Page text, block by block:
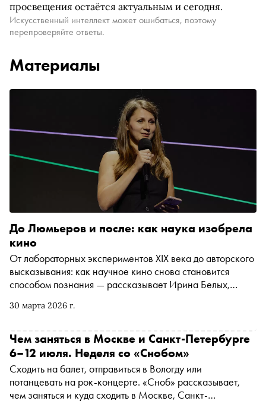
просвещения остаётся актуальным и сегодня.
Искусственный интеллект может ошибаться, поэтому
перепроверяйте ответы.
Материалы
30 марта 2026 г.
До Люмьеров и после: как наука изобрела
кино
От лабораторных экспериментов XIX века до авторского
высказывания: как научное кино снова становится
способом познания — рассказывает Ирина Белых,
актуального научного кино ФАНК
Чем заняться в Москве и Санкт-Петербурге
6–12 июля. Неделя со «Снобом»
Сходить на балет, отправиться в Вологду или
потанцевать на рок-концерте. «Сноб» рассказывает,
чем заняться и куда сходить в Москве, Санкт-